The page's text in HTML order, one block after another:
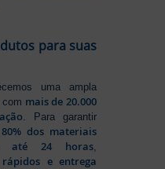
para suas
uma ampla
mais de 20.000
. Para garantir
dos materiais
até 24 horas,
e entrega